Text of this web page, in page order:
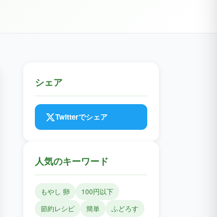
シェア
Twitterでシェア
人気のキーワード
もやし 卵
100円以下
節約レシピ
簡単
ふどろす